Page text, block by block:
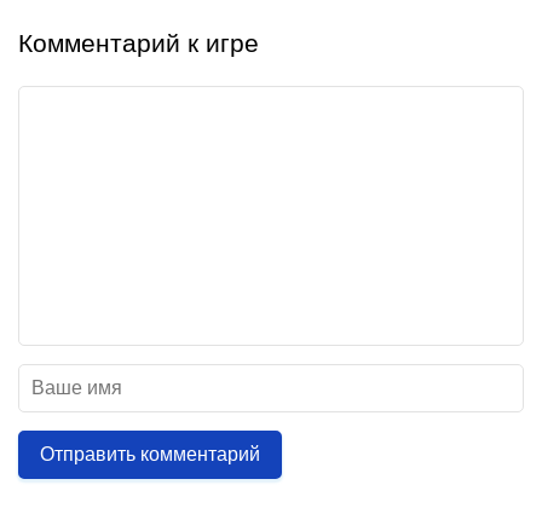
Комментарий к игре
Отправить комментарий